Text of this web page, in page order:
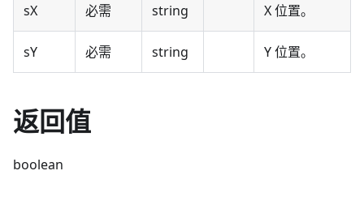
sX 必需 string X 位置。
sY 必需 string Y 位置。
返回值
boolean